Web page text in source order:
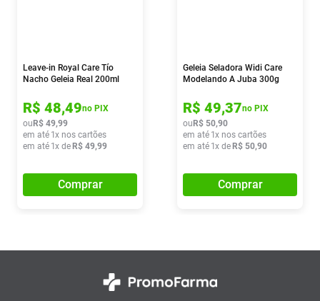
Leave-in Royal Care Tío
Nacho Geleia Real 200ml
R$ 48,49no PIX
ou R$ 49,99
em até 1x nos cartões
em até 1x de R$ 49,99
Comprar
Geleia Seladora Widi Care
Modelando A Juba 300g
R$ 49,37no PIX
ou R$ 50,90
em até 1x nos cartões
em até 1x de R$ 50,90
Comprar